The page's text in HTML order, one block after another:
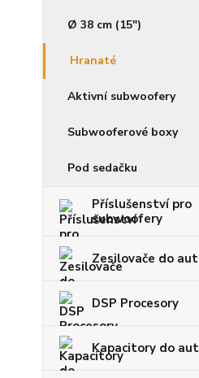
Ø 38 cm (15")
Hranaté
Aktivní subwoofery
Subwooferové boxy
Pod sedačku
Příslušenství pro
subwoofery
Zesilovače do
DSP Procesory
Kapacitory do